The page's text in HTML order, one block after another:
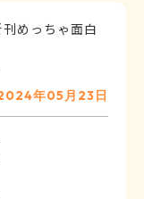
めっちゃ面白
年05月23日